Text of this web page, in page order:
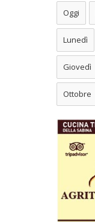
Oggi
Lunedì
Giovedì
Ottobre